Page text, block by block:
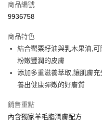
信用卡一次付款
LINE Pay
Apple Pay
街口支付
悠遊付
Google Pay
商品編號
9936758
商品特色
結合罌粟籽油與乳木果油,
粉嫩豐潤的皮膚
添加多重滋養萃取,讓肌膚
養出健康彈嫩的好膚質
銷售重點
內含獨家羊毛脂潤膚配方